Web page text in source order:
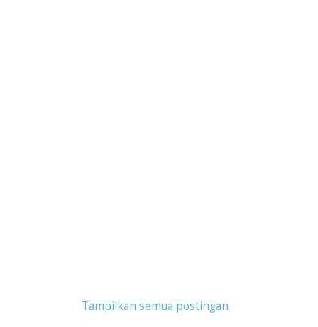
Tampilkan semua postingan